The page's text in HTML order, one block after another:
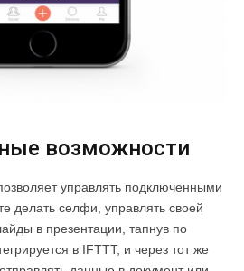
возможности
управлять подключенными
делать селфи, управлять своей
в презентации, тапнув по
в IFTTT, и через тот же